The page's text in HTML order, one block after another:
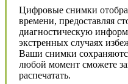
Цифровые снимки
времени, предоставляя
диагностическую
экстренных случаях
Ваши снимки
любой момент сможете
распечатать.